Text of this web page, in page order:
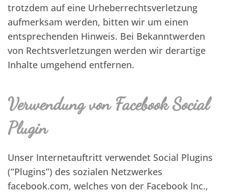
trotzdem auf eine Urheberrechtsverletzung
aufmerksam werden, bitten wir um einen
entsprechenden Hinweis. Bei Bekanntwerden
von Rechtsverletzungen werden wir derartige
Inhalte umgehend entfernen.
Verwendung von Facebook Social
Plugin
Unser Internetauftritt verwendet Social Plugins
(“Plugins”) des sozialen Netzwerkes
facebook.com, welches von der Facebook Inc.,